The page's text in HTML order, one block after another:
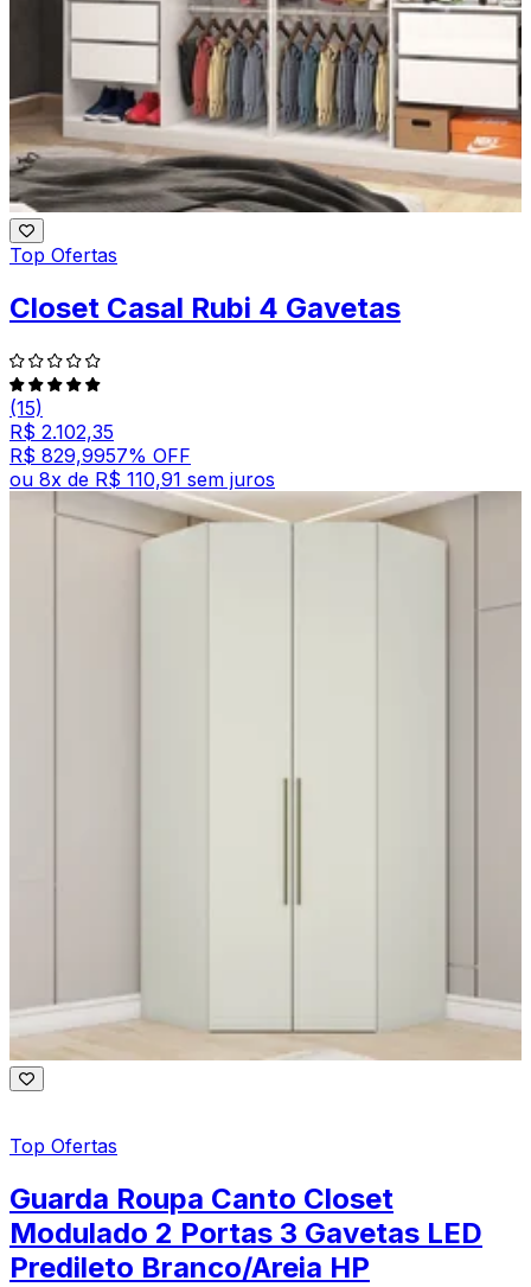
Top Ofertas
Closet Casal Rubi 4 Gavetas
(15)
R$ 2.102,35
R$ 829,9957% OFF
ou 8x de R$ 110,91 sem juros
Top Ofertas
Guarda Roupa Canto Closet
Modulado 2 Portas 3 Gavetas LED
Predileto Branco/Areia HP